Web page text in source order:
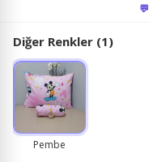
💬
Diğer Renkler (1)
Pembe